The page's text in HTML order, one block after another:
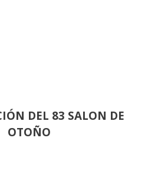
DEL 83 SALON DE
OTOÑO